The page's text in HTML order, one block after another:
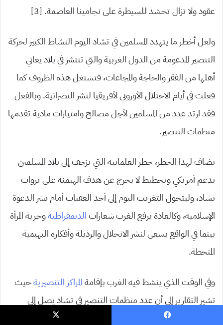
عقود ولا تزال تحشد للسيطرة على نجامينا العاصمة. [3]
ولعل أخطر ما يتهدد المسلمين في تشاد اليوم النشاط الكبير لحركة
التنصير المدعومة من الدول الغربية والتي تنتشر في بلاد يعاني
أهلها من الفقر والحاجة والمجاعات، فتستغل هذه الظروف كما
فعلت في أيام الاحتلال الأوروبي لأفريقيا لنشر النصرانية. وبالفعل
فقد ارتد عدد من المسلمين لأجل مصالح وامتيازات مادية تقدمها
منظمات التنصير.
يضاف لهذا الخطر، خطر العلمانية التي تزحف إلى بلاد المسلمين
بدعم أمريكي وتخطيط لا يخرج عن هدف الهيمنة على ثروات
تشاد، وليتحول التغريب اليوم إلى أحد العقبات أمام نشر الدعوة
الإسلامية، وكالعادة يرفع الغرب شعاراتالديمقراطيةوحرية المرأة
بينما في الواقع يسعى لنشر الانحلال والرذيلة وأفكاره البهيمية
المنحطة.
وفي الوقت الذي ينشط فيه الغرب بإقامةالمراكز التنصيريةحيث
تشير التقارير إلى أن عدد منظمات التنصير في تشاد يصل إلى
2160 منظمة تنصيرية، يبقى النشاط الإسلامي خاملًا حيث في